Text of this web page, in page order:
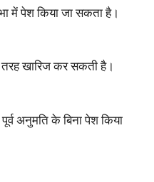
में पेश किया जा सकता है।
तरह खारिज कर सकती है।
अनुमति के बिना पेश किया